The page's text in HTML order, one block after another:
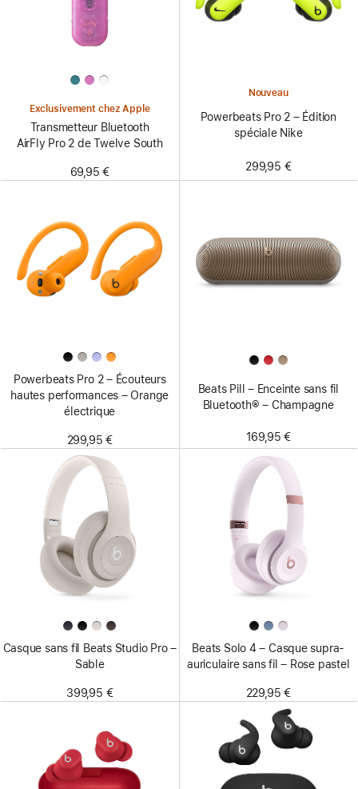
Exclusivement chez Apple
Transmetteur Bluetooth
AirFly Pro 2 de Twelve South
69,95 €
Nouveau
Powerbeats Pro 2 – Édition
spéciale Nike
299,95 €
Powerbeats Pro 2 – Écouteurs
hautes performances – Orange
électrique
299,95 €
Beats Pill – Enceinte sans fil
Bluetooth® – Champagne
169,95 €
Casque sans fil Beats Studio Pro –
Sable
399,95 €
Beats Solo 4 – Casque supra-
auriculaire sans fil – Rose pastel
229,95 €